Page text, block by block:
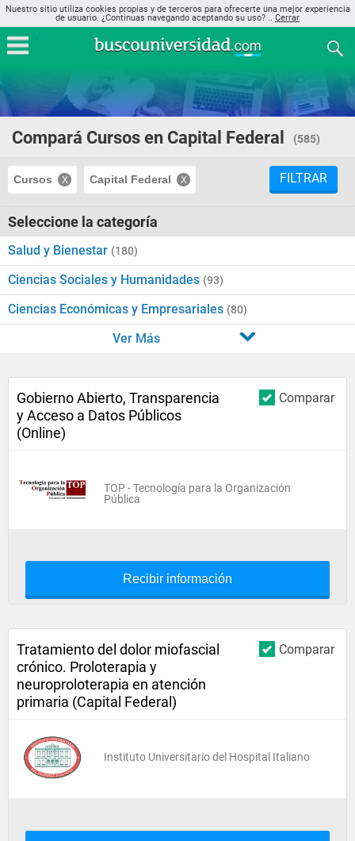
Nuestro sitio utiliza cookies propias y de terceros para ofrecerte una mejor experiencia
de usuario. ¿Continuas navegando aceptando su uso? .. Cerrar
Compará Cursos en Capital Federal (585)
Cursos Capital Federal FILTRAR
Seleccione la categoría
Salud y Bienestar (180)
Ciencias Sociales y Humanidades (93)
Ciencias Económicas y Empresariales (80)
Ver Más
Comparar
Gobierno Abierto, Transparencia
y Acceso a Datos Públicos
(Online)
TOP - Tecnología para la Organización
Pública
Recibir información
Comparar
Tratamiento del dolor miofascial
crónico. Proloterapia y
neuroproloterapia en atención
primaria (Capital Federal)
Instituto Universitario del Hospital Italiano